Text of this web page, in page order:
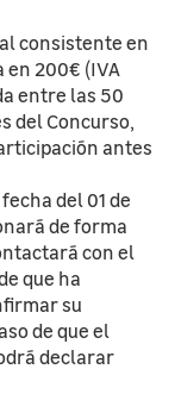
consistente en
en 200€ (IVA
entre las 50
del Concurso,
antes
del 01 de
de forma
con el
que ha
su
de que el
declarar